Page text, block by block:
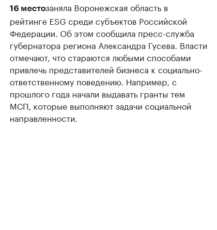
16 местозаняла Воронежская область в
рейтинге ESG среди субъектов Российской
Федерации. Об этом сообщила пресс-служба
губернатора региона Александра Гусева. Власти
отмечают, что стараются любыми способами
привлечь представителей бизнеса к социально-
ответственному поведению. Например, с
прошлого года начали выдавать гранты тем
МСП, которые выполняют задачи социальной
направленности.